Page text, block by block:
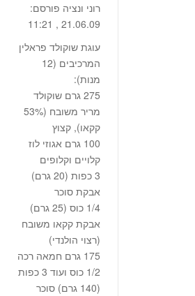
רוני ונציה פורסם:
21.06.09 , 11:21
עוגת שוקולד פראלין
מנות):
275 גרם שוקולד
קקאו‭,(‬ קצוץ
100 גרם אגוזי לוז
קלויים וקלופים
3 כפות ‭20)‬ גרם)
אבקת סוכר
‭1/4‬ כוס ‭25)‬ גרם)
אבקת קקאו משובח
(רצוי הולנדי)
175 גרם חמאה רכה
‭1/2‬ כוס ועוד 3 כפות
‭140)‬ גרם) סוכר